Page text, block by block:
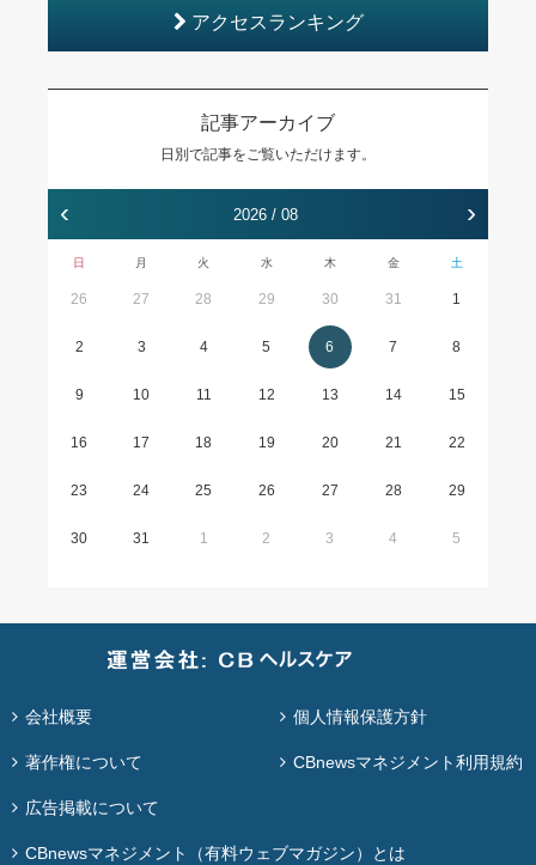
アクセスランキング
記事アーカイブ
日別で記事をご覧いただけます。
‹ 2026 / 08 ›
日 月 火 水 木 金 土
26 27 28 29 30 31 1
2 3 4 5 6 7 8
9 10 11 12 13 14 15
16 17 18 19 20 21 22
23 24 25 26 27 28 29
30 31 1 2 3 4 5
会社概要 個人情報保護方針
著作権について CBnewsマネジメント利用規約
広告掲載について
CBnewsマネジメント（有料ウェブマガジン）とは